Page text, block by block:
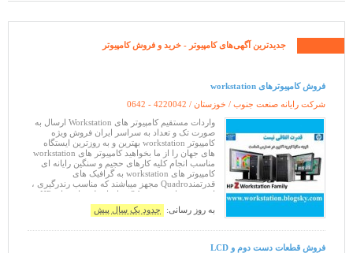
جدیدترین آگهی‌های کامپیوتر - خرید و فروش کامپیوتر
فروش کامپیوترهای workstation
شرکت رایانه صنعت جنوب / خوزستان / 0642 - 4220042
واردات مستقیم کامپیوتر های Workstation ارسال به
صورت تک و تعداد به سراسر ایران فروش ویژه
کامپیوتر workstation بهترین و به روزترین ایستگاه
های جهان را از ما بخواهید کامپیوتر های workstation
مناسب انجام کلیه کارهای حجیم و سنگین رایانه ای
کامپیوتر های workstation به گرافیک های
قدرتمندQuadro مجهز میباشند که مناسب رندرگیری ،
انیمیشن سازی ، 3dmax ، واردات لپ تاپ های HP
Workstation با بهترین قیمت ت
به روز رسانی: حدود یک سال پیش
فروش قطعات دست دوم و LCD